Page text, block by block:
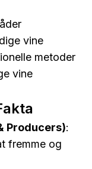
vine
metoder
vine
Producers):
fremme og